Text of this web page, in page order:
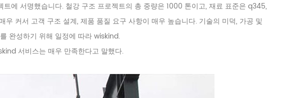
에 서명했습니다. 철강 구조 프로젝트의 총 중량은 1000 톤이고, 재료 표준은 q345,
커서 고객 구조 설계, 제품 품질 요구 사항이 매우 높습니다. 기술의 미덕, 가공 및
완성하기 위해 일정에 따라 wiskind.
서비스는 매우 만족한다고 말했다.